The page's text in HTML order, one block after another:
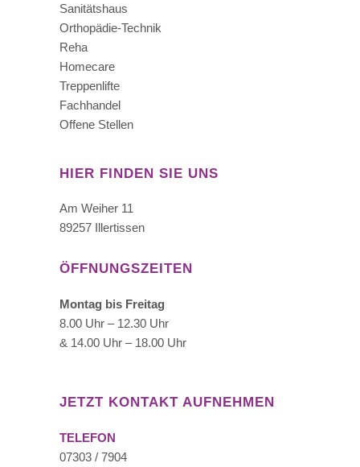
Sanitätshaus
Orthopädie-Technik
Reha
Homecare
Treppenlifte
Fachhandel
Offene Stellen
HIER FINDEN SIE UNS
Am Weiher 11
89257 Illertissen
ÖFFNUNGSZEITEN
Montag bis Freitag
8.00 Uhr – 12.30 Uhr
& 14.00 Uhr – 18.00 Uhr
JETZT KONTAKT AUFNEHMEN
TELEFON
07303 / 7904